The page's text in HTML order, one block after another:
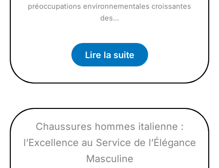
préoccupations environnementales croissantes
des…
Lire la suite
Chaussures hommes italienne :
l’Excellence au Service de l’Élégance
Masculine